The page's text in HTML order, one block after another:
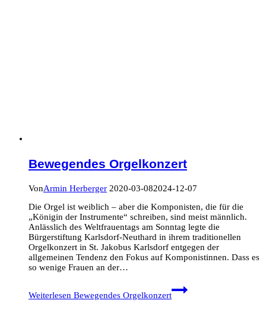
Bewegendes Orgelkonzert
VonArmin Herberger 2020-03-082024-12-07
Die Orgel ist weiblich – aber die Komponisten, die für die
„Königin der Instrumente“ schreiben, sind meist männlich.
Anlässlich des Weltfrauentags am Sonntag legte die
Bürgerstiftung Karlsdorf-Neuthard in ihrem traditionellen
Orgelkonzert in St. Jakobus Karlsdorf entgegen der
allgemeinen Tendenz den Fokus auf Komponistinnen. Dass es
so wenige Frauen an der…
Weiterlesen Bewegendes Orgelkonzert